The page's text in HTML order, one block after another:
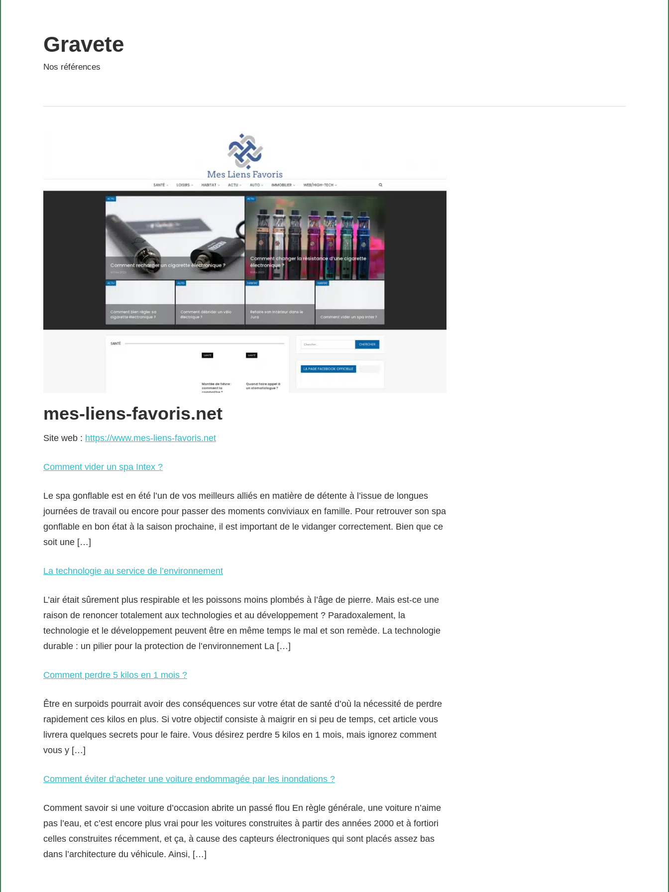
content
Gravete
Nos références
mes-liens-favoris.net
Site web : https://www.mes-liens-favoris.net
Comment vider un spa Intex ?
Le spa gonflable est en été l’un de vos meilleurs alliés en matière de détente à l’issue de longues
journées de travail ou encore pour passer des moments conviviaux en famille. Pour retrouver son spa
gonflable en bon état à la saison prochaine, il est important de le vidanger correctement. Bien que ce
soit une […]
La technologie au service de l’environnement
L’air était sûrement plus respirable et les poissons moins plombés à l’âge de pierre. Mais est-ce une
raison de renoncer totalement aux technologies et au développement ? Paradoxalement, la
technologie et le développement peuvent être en même temps le mal et son remède. La technologie
durable : un pilier pour la protection de l’environnement La […]
Comment perdre 5 kilos en 1 mois ?
Être en surpoids pourrait avoir des conséquences sur votre état de santé d’où la nécessité de perdre
rapidement ces kilos en plus. Si votre objectif consiste à maigrir en si peu de temps, cet article vous
livrera quelques secrets pour le faire. Vous désirez perdre 5 kilos en 1 mois, mais ignorez comment
vous y […]
Comment éviter d’acheter une voiture endommagée par les inondations ?
Comment savoir si une voiture d’occasion abrite un passé flou En règle générale, une voiture n’aime
pas l’eau, et c’est encore plus vrai pour les voitures construites à partir des années 2000 et à fortiori
celles construites récemment, et ça, à cause des capteurs électroniques qui sont placés assez bas
dans l’architecture du véhicule. Ainsi, […]